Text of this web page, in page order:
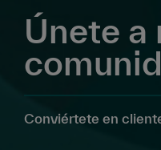
Únete a
Conviértete en